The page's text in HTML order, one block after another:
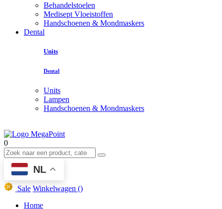
Behandelstoelen
Medisept Vloeistoffen
Handschoenen & Mondmaskers
Dental
Units
Dental
Units
Lampen
Handschoenen & Mondmaskers
0
NL
Sale Winkelwagen ()
Home